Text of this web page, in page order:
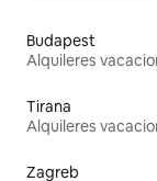
Budapest
Alquileres
Tirana
Alquileres
Zagreb